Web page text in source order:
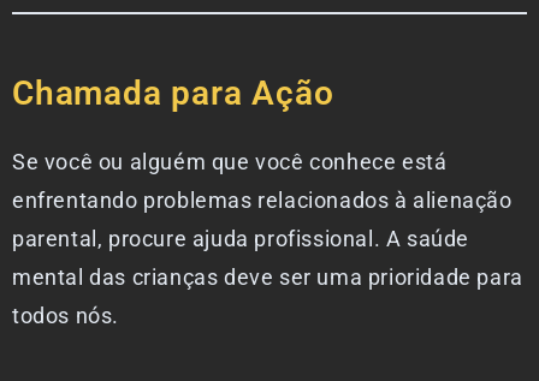
Chamada para Ação
Se você ou alguém que você conhece está
enfrentando problemas relacionados à alienação
parental, procure ajuda profissional. A saúde
mental das crianças deve ser uma prioridade para
todos nós.